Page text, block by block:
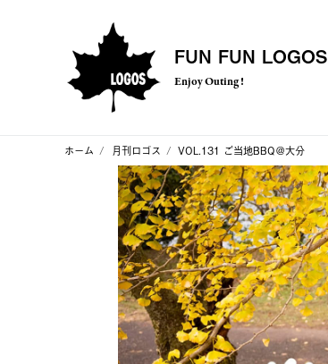
FUN FUN LOGOS
Enjoy Outing !
ホーム 月刊ロゴス VOL.131 ご当地BBQ＠大分